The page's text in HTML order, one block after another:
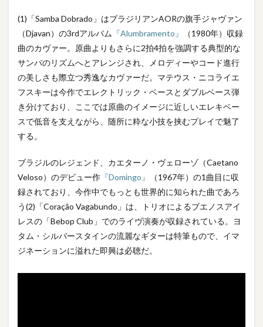
(1)「Samba Dobrado」はブラジリアンAORの旗手ジャヴァン
（Djavan）の3rdアルバム 『Alumbramento』
（1980年）収録
曲のカヴァー。原曲よりもさらに2拍4拍を強調する典型的な
サンバのリズムへとアレンジされ、メロディーやコード進行
の美しさも際立つ秀逸なカヴァーだ。マテウス・ニコライエ
フスキーは今作でエレクトリック・ベースとダブルベース弾
き分けており、ここでは原曲のイメージに近しいエレキベー
スで低音を支えながら、随所に粋な小技を挟むプレイで魅了
する。
ブラジルのレジェンド、カエターノ・ヴェローゾ（Caetano
Veloso）のデビュー作 『Domingo』
（1967年）の1曲目に収
録されており、今作中でもっとも世界的に知られた曲であろ
う(2)「Coração Vagabundo」は、トリオによるブエノスアイ
レスの「Bebop Club」でのライヴ演奏が収録されている。ヨ
タム・シルバースタインの流麗なギターは特筆もので、イマ
ジネーションに溢れた即興は必聴だ。